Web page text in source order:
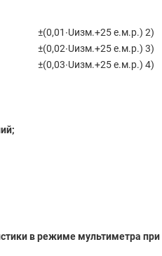
±(0,01∙Uизм.+25 е.м.р.) 2)
±(0,02∙Uизм.+25 е.м.р.) 3)
±(0,03∙Uизм.+25 е.м.р.) 4)
в режиме мультиметра